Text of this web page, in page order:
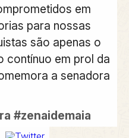
em
para nossas
são apenas o
contínuo em prol da
a senadora
#zenaidemaia